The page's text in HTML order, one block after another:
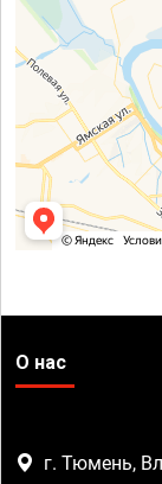
О нас
г. Тюмень,